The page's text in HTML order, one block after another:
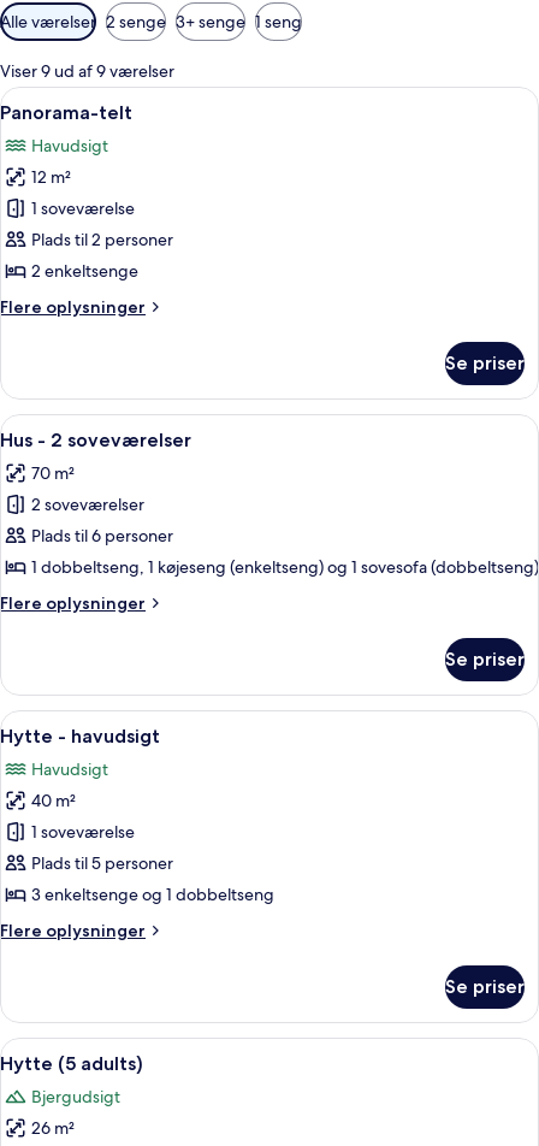
Tilgængelige
filtre
for
værelser
Alle værelser 2 senge 3+ senge 1 seng
Viser 9 ud af 9 værelser
Indlæs
alle
billeder
af
Panorama-
telt
Et kegleformet telt slået op ved en
10
Panorama-telt
Havudsigt
12 m²
1 soveværelse
Plads til 2 personer
2 enkeltsenge
Flere oplysninger
Flere
telt
Se priser
Indlæs
alle
billeder
af
Hus
-
2
soveværelser
En lille hytte med stråtækt tag, dør
3
Hus - 2 soveværelser
70 m²
2 soveværelser
Plads til 6 personer
1 dobbeltseng, 1 køjeseng (enkeltseng) og 1 sovesofa (dobbeltseng)
Flere oplysninger
Flere
-
soveværelser
Se priser
Indlæs
alle
billeder
af
Hytte
-
havudsigt
En rolig sø med en lille båd og en
1
Hytte - havudsigt
Havudsigt
40 m²
1 soveværelse
Plads til 5 personer
3 enkeltsenge og 1 dobbeltseng
Flere oplysninger
Flere
-
havudsigt
Se priser
Indlæs
alle
billeder
af
En rød træhytte med en hvid dør,
4
Hytte (5 adults)
Bjergudsigt
26 m²